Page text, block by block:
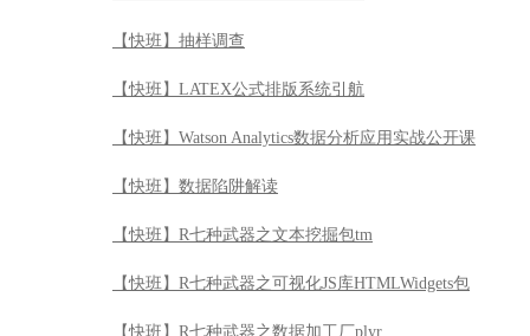
【快班】抽样调查
【快班】LATEX公式排版系统引航
【快班】Watson Analytics数据分析应用实战公开课
【快班】数据陷阱解读
【快班】R七种武器之文本挖掘包tm
【快班】R七种武器之可视化JS库HTMLWidgets包
【快班】R七种武器之数据加工厂plyr